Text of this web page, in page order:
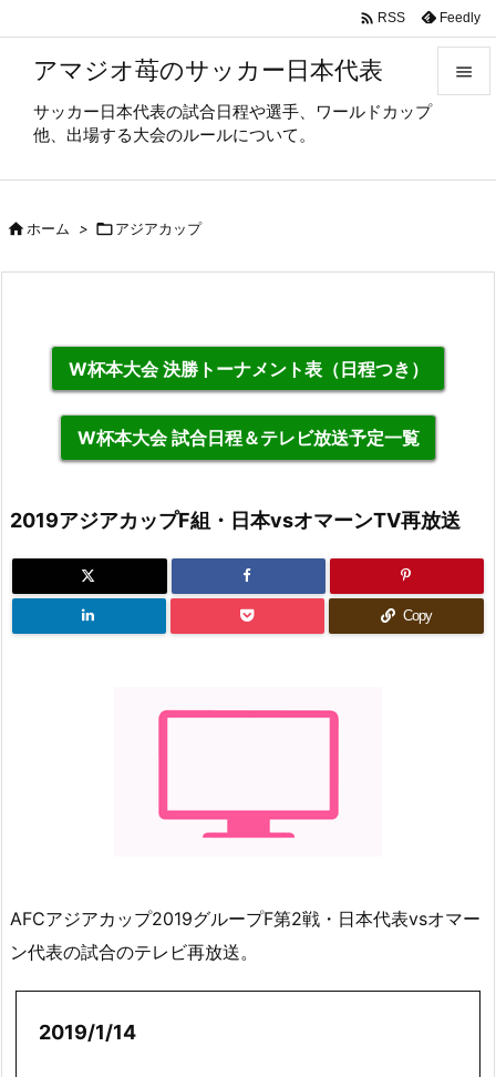
アマジオ苺のサッカー日本代表
サッカー日本代表の試合日程や選手、ワールドカップ
他、出場する大会のルールについて。


 RSS Feedly
ホーム > アジアカップ
W杯本大会 決勝トーナメント表（日程つき）
W杯本大会 試合日程＆テレビ放送予定一覧
2019アジアカップF組・日本vsオマーンTV再放送
Copy
AFCアジアカップ2019グループF第2戦・日本代表vsオマー
ン代表の試合のテレビ再放送。
2019/1/14